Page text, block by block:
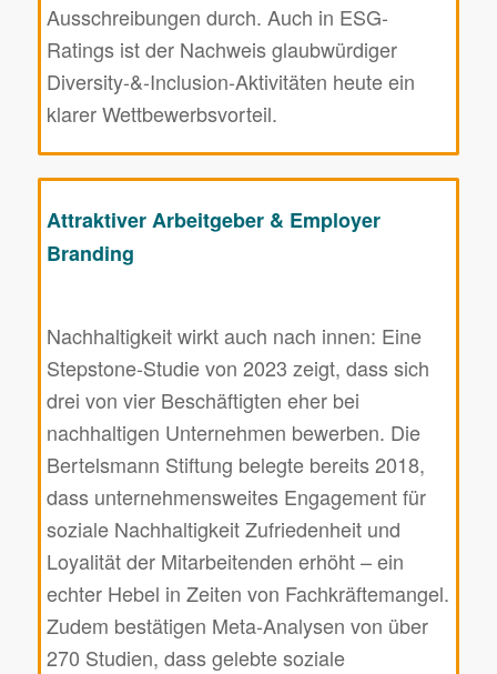
Ausschreibungen durch. Auch in ESG-
Ratings ist der Nachweis glaubwürdiger
Diversity-&-Inclusion-Aktivitäten heute ein
klarer Wettbewerbsvorteil.
Attraktiver Arbeitgeber & Employer
Branding
Nachhaltigkeit wirkt auch nach innen: Eine
Stepstone-Studie von 2023 zeigt, dass sich
drei von vier Beschäftigten eher bei
nachhaltigen Unternehmen bewerben. Die
Bertelsmann Stiftung belegte bereits 2018,
dass unternehmensweites Engagement für
soziale Nachhaltigkeit Zufriedenheit und
Loyalität der Mitarbeitenden erhöht – ein
echter Hebel in Zeiten von Fachkräftemangel.
Zudem bestätigen Meta-Analysen von über
270 Studien, dass gelebte soziale